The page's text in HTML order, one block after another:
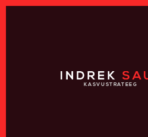
HOME